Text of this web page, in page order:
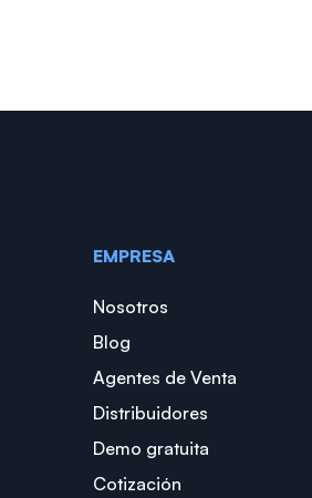
EMPRESA
Nosotros
Blog
Agentes de Venta
Distribuidores
Demo gratuita
Cotización